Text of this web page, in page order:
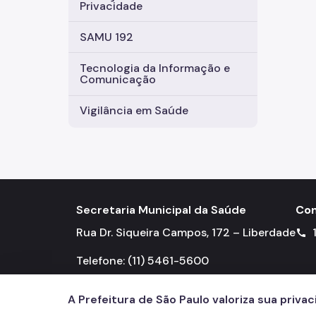
Privacidade
SAMU 192
Tecnologia da Informação e
Comunicação
Vigilância em Saúde
Secretaria Municipal da Saúde
Rua Dr. Siqueira Campos, 172 – Liberdade
Telefone: (11) 5461-5600
call
A Prefeitura de São Paulo valoriza sua